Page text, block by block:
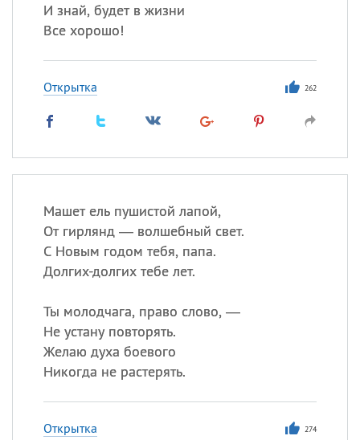
И знай, будет в жизни
Все хорошо!
Открытка 262
Машет ель пушистой лапой,
От гирлянд — волшебный свет.
С Новым годом тебя, папа.
Долгих-долгих тебе лет.
Ты молодчага, право слово, —
Не устану повторять.
Желаю духа боевого
Никогда не растерять.
Открытка 274